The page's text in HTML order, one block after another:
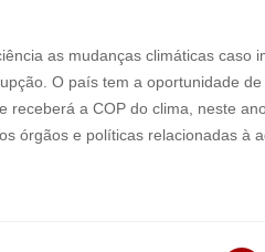
as mudanças climáticas caso
O país tem a oportunidade
receberá a COP do clima, neste
órgãos e políticas relacionadas à